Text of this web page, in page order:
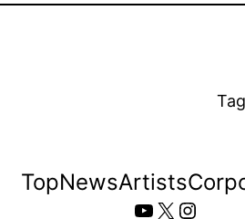
TopNewsArtists
YouTube
X